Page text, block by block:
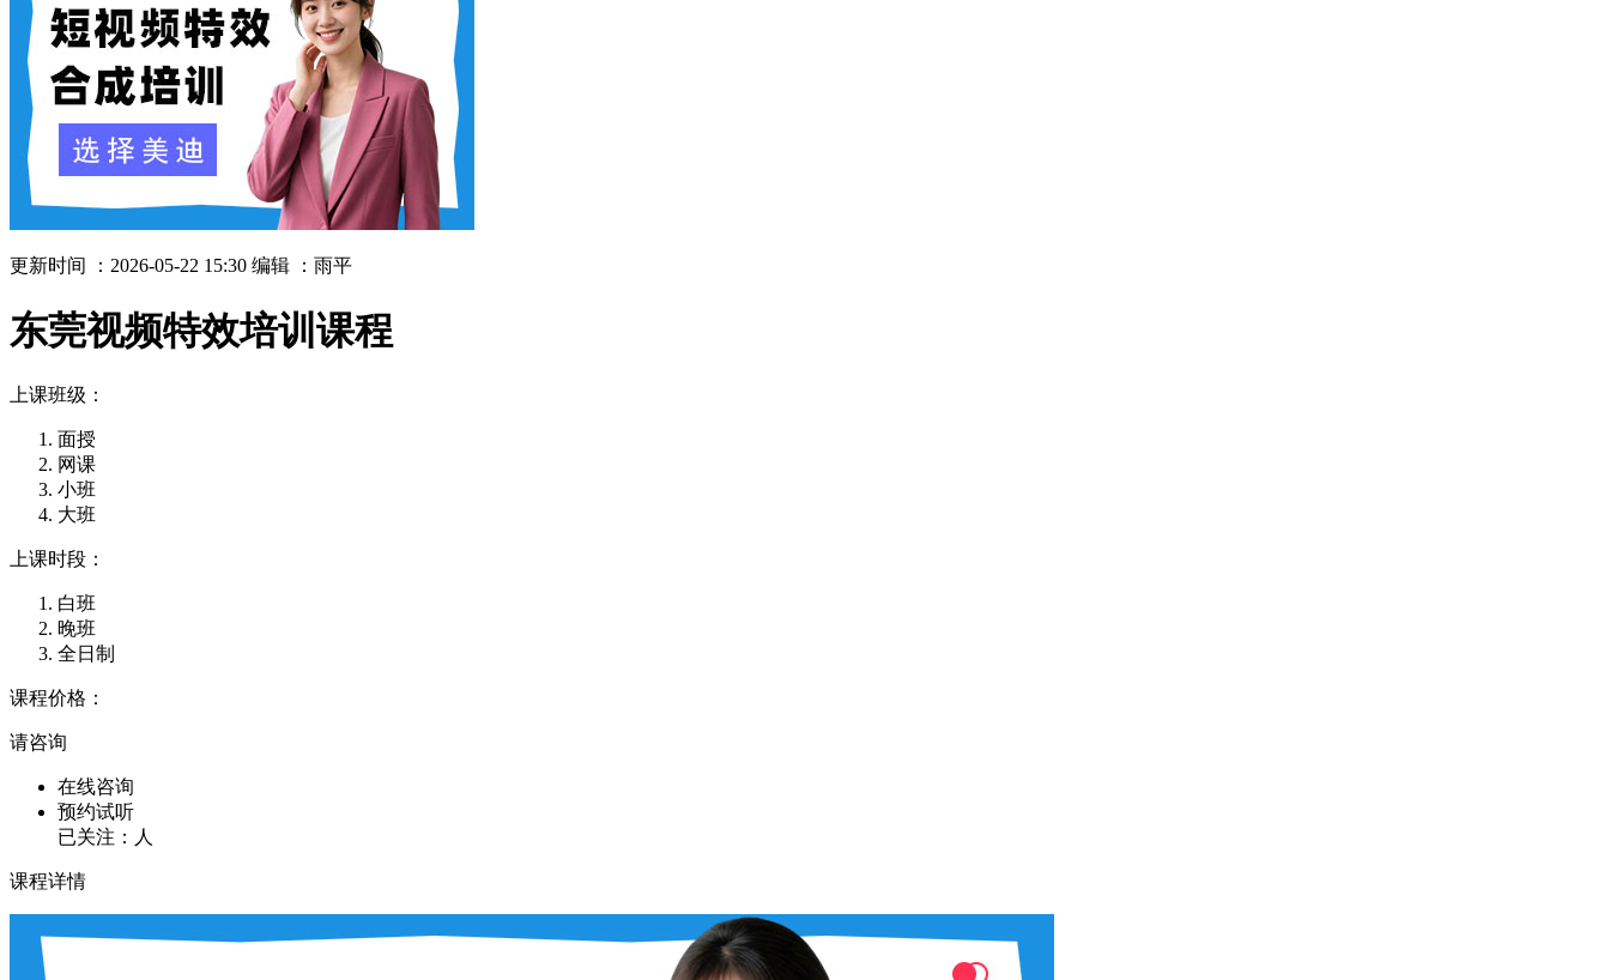
更新时间 ：2026-05-22 15:30 编辑 ：雨平
东莞视频特效培训课程
上课班级：
面授
网课
小班
大班
上课时段：
白班
晚班
全日制
课程价格：
请咨询
在线咨询
预约试听
已关注： 人
课程详情